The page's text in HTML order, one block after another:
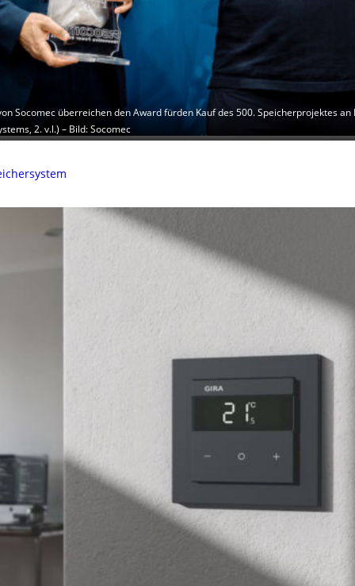
Socomec überreichen den Award fürden Kauf des 500. Speicherprojektes
2. v.l.) – Bild: Socomec